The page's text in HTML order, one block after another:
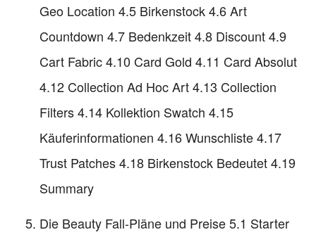
Geo Location 4.5 Birkenstock 4.6 Art
Countdown 4.7 Bedenkzeit 4.8 Discount 4.9
Cart Fabric 4.10 Card Gold 4.11 Card Absolut
4.12 Collection Ad Hoc Art 4.13 Collection
Filters 4.14 Kollektion Swatch 4.15
Käuferinformationen 4.16 Wunschliste 4.17
Trust Patches 4.18 Birkenstock Bedeutet 4.19
Summary
Die Beauty Fall-Pläne und Preise 5.1 Starter